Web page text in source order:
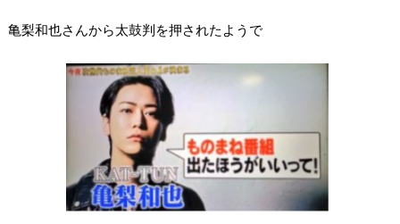
亀梨和也さんから太鼓判を押されたようで